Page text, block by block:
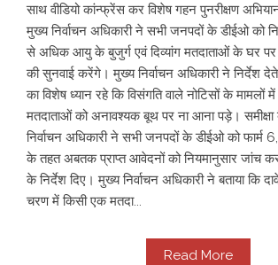
साथ वीडियो कांन्फ्रेंस कर विशेष गहन पुनरीक्षण
मुख्य निर्वाचन अधिकारी ने सभी जनपदों के डीईओ को
से अधिक आयु के बुजुर्ग एवं दिव्यांग मतदाताओं के घर पर
की सुनवाई करेंगे। मुख्य निर्वाचन अधिकारी ने निर्देश
का विशेष ध्यान रहे कि विसंगति वाले नोटिसों के मामलों में
मतदाताओं को अनावश्यक बूथ पर ना आना पड़े।
निर्वाचन अधिकारी ने सभी जनपदों के डीईओ को फार्म 6,
के तहत अबतक प्राप्त आवेदनों को नियमानुसार जांच
के निर्देश दिए। मुख्य निर्वाचन अधिकारी ने बताया कि
चरण में किसी एक मतदा...
Read More